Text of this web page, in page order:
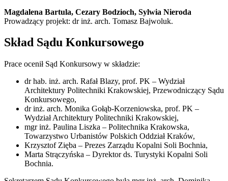
Magdalena Bartula, Cezary Bodzioch, Sylwia Nieroda
Prowadzący projekt: dr inż. arch. Tomasz Bajwoluk.
Skład Sądu Konkursowego
Prace ocenił Sąd Konkursowy w składzie:
dr hab. inż. arch. Rafał Blazy, prof. PK – Wydział
Architektury Politechniki Krakowskiej, Przewodniczący Sądu
Konkursowego,
dr inż. arch. Monika Gołąb-Korzeniowska, prof. PK –
Wydział Architektury Politechniki Krakowskiej,
mgr inż. Paulina Liszka – Politechnika Krakowska,
Towarzystwo Urbanistów Polskich Oddział Kraków,
Krzysztof Zięba – Prezes Zarządu Kopalni Soli Bochnia,
Marta Strączyńska – Dyrektor ds. Turystyki Kopalni Soli
Bochnia.